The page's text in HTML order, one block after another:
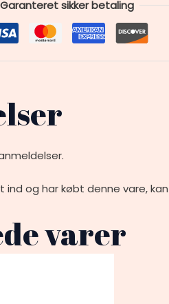
Garanteret sikker betaling
ind og har købt denne vare,
varer